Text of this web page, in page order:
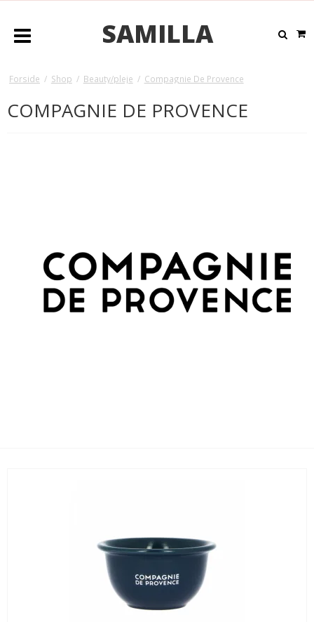
SAMILLA
Forside / Shop / Beauty/pleje / Compagnie De Provence
COMPAGNIE DE PROVENCE